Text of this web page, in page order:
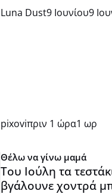
Luna Dust9 Ιουνίου9
pixoviπριν 1 ώρα1 ωρ
Θέλω να γίνω μαμά
Του Ιούλη τα
βγάλουνε χοντρά